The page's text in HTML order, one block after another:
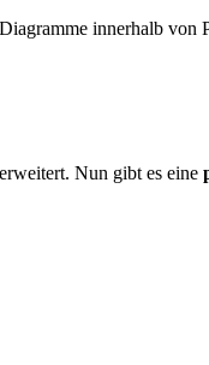
innerhalb von
erweitert. Nun gibt es eine